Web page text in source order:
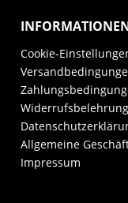
Cookie-
Widerrufsbelehrung
Allgemeine
Impressum